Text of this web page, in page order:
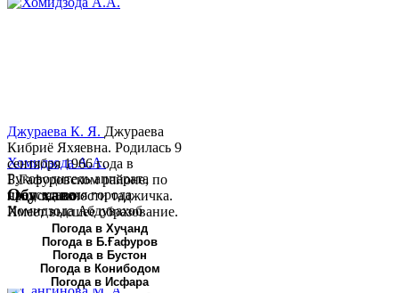
Хомидзода А.А.
Руководитель аппарата
председателя города
Хомидзода Абдувахоб
Абдумаджид родился 8
июня 1978 года в городе
Худжанде. По
национальности...
Джураева К. Я. Джураева
Кибриё Яхяевна. Родилась 9
сентября 1966 года в
Б.Гафуровском районе, по
национальности таджичка.
Имеет высшее образование.
В 1997 ...
Обу хаво
Погода в Хуҷанд
Погода в Б.Ғафуров
Погода в Бустон
Погода в Конибодом
Погода в Исфара